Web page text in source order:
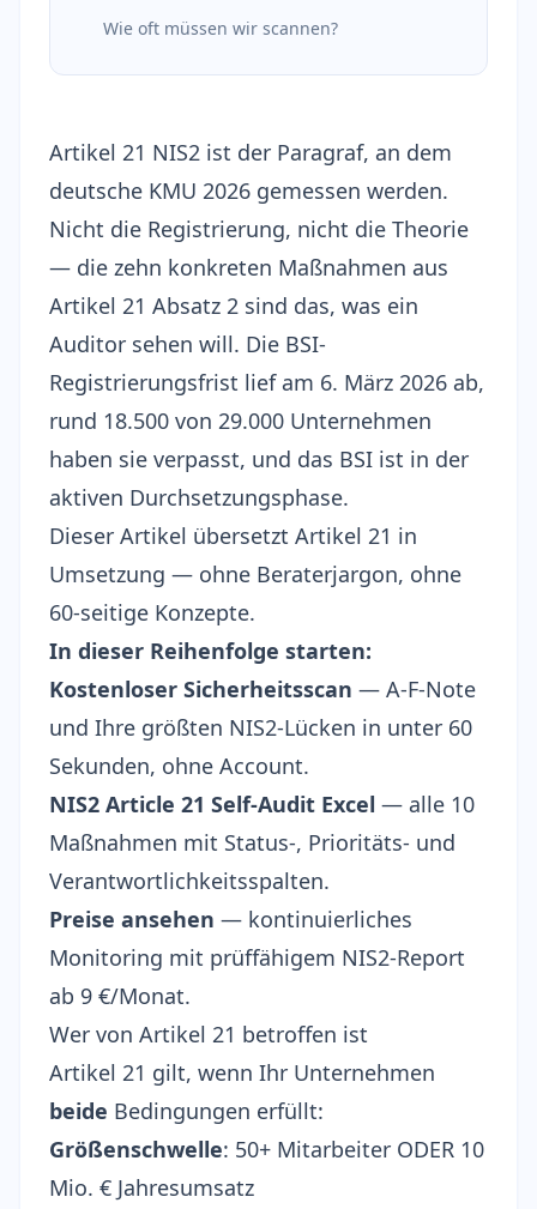
Wie oft müssen wir scannen?
Artikel 21 NIS2 ist der Paragraf, an dem
deutsche KMU 2026 gemessen werden.
Nicht die Registrierung, nicht die Theorie
— die zehn konkreten Maßnahmen aus
Artikel 21 Absatz 2 sind das, was ein
Auditor sehen will. Die BSI-
Registrierungsfrist lief am 6. März 2026 ab,
rund 18.500 von 29.000 Unternehmen
haben sie verpasst, und das BSI ist in der
aktiven Durchsetzungsphase.
Dieser Artikel übersetzt Artikel 21 in
Umsetzung — ohne Beraterjargon, ohne
60-seitige Konzepte.
In dieser Reihenfolge starten:
Kostenloser Sicherheitsscan — A-F-Note
und Ihre größten NIS2-Lücken in unter 60
Sekunden, ohne Account.
NIS2 Article 21 Self-Audit Excel — alle 10
Maßnahmen mit Status-, Prioritäts- und
Verantwortlichkeitsspalten.
Preise ansehen — kontinuierliches
Monitoring mit prüffähigem NIS2-Report
ab 9 €/Monat.
Wer von Artikel 21 betroffen ist
Artikel 21 gilt, wenn Ihr Unternehmen
beide Bedingungen erfüllt:
Größenschwelle: 50+ Mitarbeiter ODER 10
Mio. € Jahresumsatz